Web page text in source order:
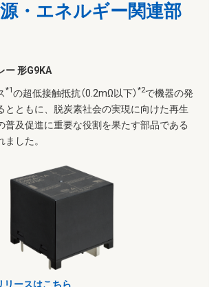
・エネルギー関連部
ー 形G9KA
*1 の超低接触抵抗（0.2mΩ以下） *2で機器の発
とともに、脱炭素社会の実現に向けた再生
普及促進に重要な役割を果たす部品である
した。
リースはこちら